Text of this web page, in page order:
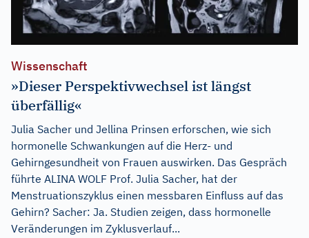
Wissenschaft
»Dieser Perspektivwechsel ist längst
überfällig«
Julia Sacher und Jellina Prinsen erforschen, wie sich
hormonelle Schwankungen auf die Herz- und
Gehirngesundheit von Frauen auswirken. Das Gespräch
führte ALINA WOLF Prof. Julia Sacher, hat der
Menstruationszyklus einen messbaren Einfluss auf das
Gehirn? Sacher: Ja. Studien zeigen, dass hormonelle
Veränderungen im Zyklusverlauf...